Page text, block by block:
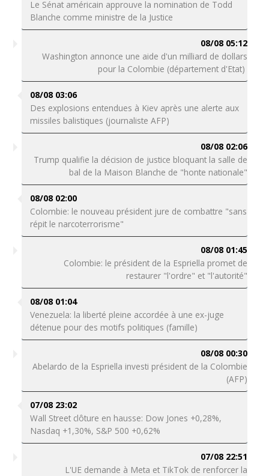
Le Sénat américain approuve la nomination de Todd
Blanche comme ministre de la Justice
08/08 05:12
Washington annonce une aide d'un milliard de dollars
pour la Colombie (département d'Etat)
08/08 03:06
Des explosions entendues à Kiev après une alerte aux
missiles balistiques (journaliste AFP)
08/08 02:06
Trump qualifie la décision de justice bloquant la salle de
bal de la Maison Blanche de "honte nationale"
08/08 02:00
Colombie: le nouveau président jure de combattre "sans
répit le narcoterrorisme"
08/08 01:45
Colombie: le président de la Espriella promet de
restaurer "l'ordre" et "l'autorité"
08/08 01:04
Venezuela: la liberté pleine accordée à une ex-juge
détenue pour des motifs politiques (famille)
08/08 00:30
Abelardo de la Espriella investi président de la Colombie
(AFP)
07/08 23:02
Wall Street clôture en hausse: Dow Jones +0,28%,
Nasdaq +1,30%, S&P 500 +0,62%
07/08 22:51
L'UE demande à Meta et TikTok de renforcer la